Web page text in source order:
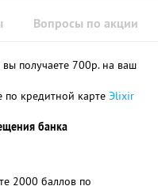
Вопросы по акции
получаете 700р. на ваш
по кредитной карте Эlixir
банка
2000 баллов по